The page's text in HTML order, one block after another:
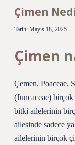
Çimen
Tarih: Mayıs 18, 2025
Çimen
Çemen, Poaceae,
(Juncaceae)
bitki ailelerinin
ailesinde sadece
ailelerinin birçok